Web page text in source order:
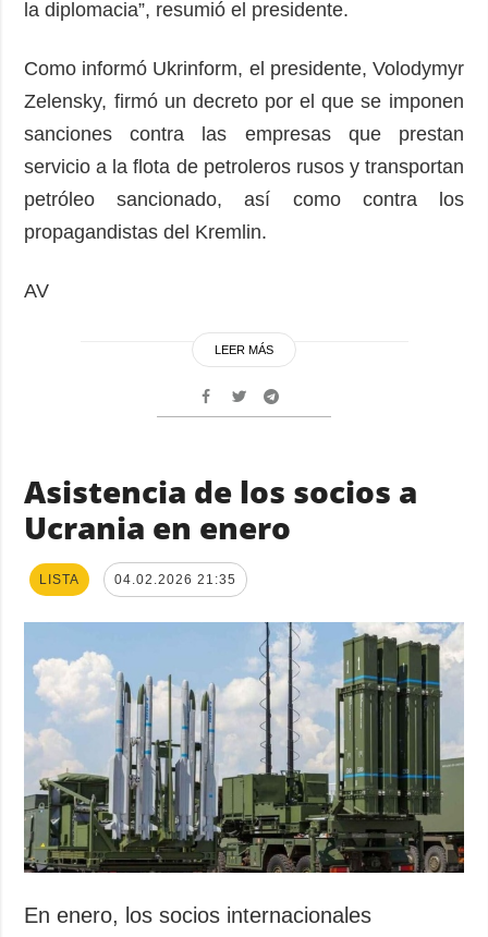
la diplomacia”, resumió el presidente.
Como informó Ukrinform, el presidente, Volodymyr
Zelensky, firmó un decreto por el que se imponen
sanciones contra las empresas que prestan
servicio a la flota de petroleros rusos y transportan
petróleo sancionado, así como contra los
propagandistas del Kremlin.
AV
LEER MÁS
Asistencia de los socios a
Ucrania en enero
LISTA 04.02.2026 21:35
En enero, los socios internacionales